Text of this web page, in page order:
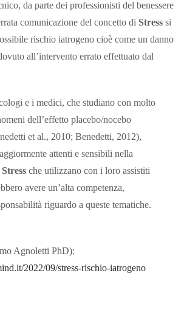
da parte dei professionisti del benessere
comunicazione del concetto di Stress si
rischio iatrogeno cioè come un danno
all’intervento errato effettuato dal
e i medici, che studiano con molto
dell’effetto placebo/nocebo
et al., 2010; Benedetti, 2012),
attenti e sensibili nella
Stress che utilizzano con i loro assistiti
avere un’alta competenza,
riguardo a queste tematiche.
Agnoletti PhD):
2022/09/stress-rischio-iatrogeno